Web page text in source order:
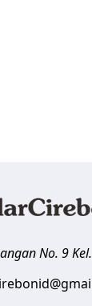
No. 9